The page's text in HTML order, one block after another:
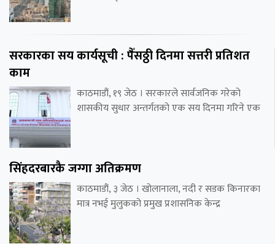
सरकारका सय कार्यसूची : पैँसठ्ठी दिनमा सत्तरी प्रतिशत
काम
काठमाडौं, १९ जेठ । सरकारले सार्वजनिक गरेको
शासकीय सुधार अन्तर्गतको एक सय दिनमा गरिने एक
सिंहदरबारकै जग्गा अतिक्रमण
काठमाडौं, ३ जेठ । खोलानाला, नदी र सडक किनारका
मात्र नभई मुलुकको प्रमुख प्रशासनिक केन्द्र